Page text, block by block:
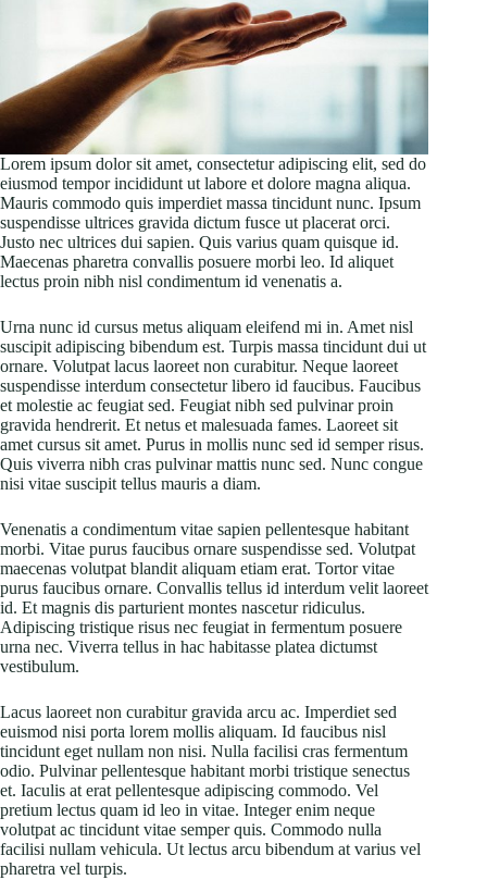
Lorem ipsum dolor sit amet, consectetur adipiscing elit, sed do
eiusmod tempor incididunt ut labore et dolore magna aliqua.
Mauris commodo quis imperdiet massa tincidunt nunc. Ipsum
suspendisse ultrices gravida dictum fusce ut placerat orci.
Justo nec ultrices dui sapien. Quis varius quam quisque id.
Maecenas pharetra convallis posuere morbi leo. Id aliquet
lectus proin nibh nisl condimentum id venenatis a.
Urna nunc id cursus metus aliquam eleifend mi in. Amet nisl
suscipit adipiscing bibendum est. Turpis massa tincidunt dui ut
ornare. Volutpat lacus laoreet non curabitur. Neque laoreet
suspendisse interdum consectetur libero id faucibus. Faucibus
et molestie ac feugiat sed. Feugiat nibh sed pulvinar proin
gravida hendrerit. Et netus et malesuada fames. Laoreet sit
amet cursus sit amet. Purus in mollis nunc sed id semper risus.
Quis viverra nibh cras pulvinar mattis nunc sed. Nunc congue
nisi vitae suscipit tellus mauris a diam.
Venenatis a condimentum vitae sapien pellentesque habitant
morbi. Vitae purus faucibus ornare suspendisse sed. Volutpat
maecenas volutpat blandit aliquam etiam erat. Tortor vitae
purus faucibus ornare. Convallis tellus id interdum velit laoreet
id. Et magnis dis parturient montes nascetur ridiculus.
Adipiscing tristique risus nec feugiat in fermentum posuere
urna nec. Viverra tellus in hac habitasse platea dictumst
vestibulum.
Lacus laoreet non curabitur gravida arcu ac. Imperdiet sed
euismod nisi porta lorem mollis aliquam. Id faucibus nisl
tincidunt eget nullam non nisi. Nulla facilisi cras fermentum
odio. Pulvinar pellentesque habitant morbi tristique senectus
et. Iaculis at erat pellentesque adipiscing commodo. Vel
pretium lectus quam id leo in vitae. Integer enim neque
volutpat ac tincidunt vitae semper quis. Commodo nulla
facilisi nullam vehicula. Ut lectus arcu bibendum at varius vel
pharetra vel turpis.